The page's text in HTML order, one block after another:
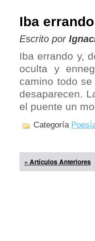
Iba
Escrito por
Iba errando y,
oculta y
camino todo
desaparecen.
el puente un
Categoría
« Artículos Anteriores